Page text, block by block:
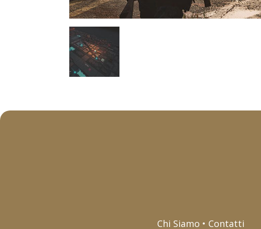
Chi Siamo • Contatti